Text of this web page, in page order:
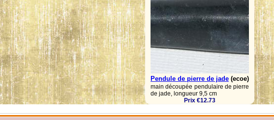
Pendule de pierre de jade (ecoe)
main découpée pendulaire de pierre
de jade, longueur 9,5 cm
Prix €12.73